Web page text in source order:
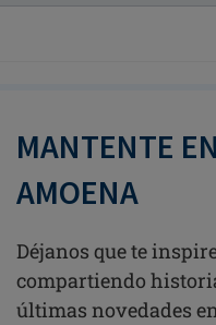
MANTENTE
AMOENA
Déjanos que te
compartiendo
últimas novedades